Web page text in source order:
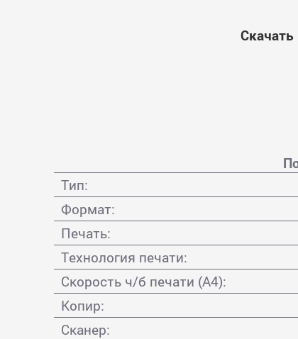
Скачать
Тип:
Формат:
Печать:
Технология печати:
Скорость ч/б печати (А4):
Копир:
Сканер: